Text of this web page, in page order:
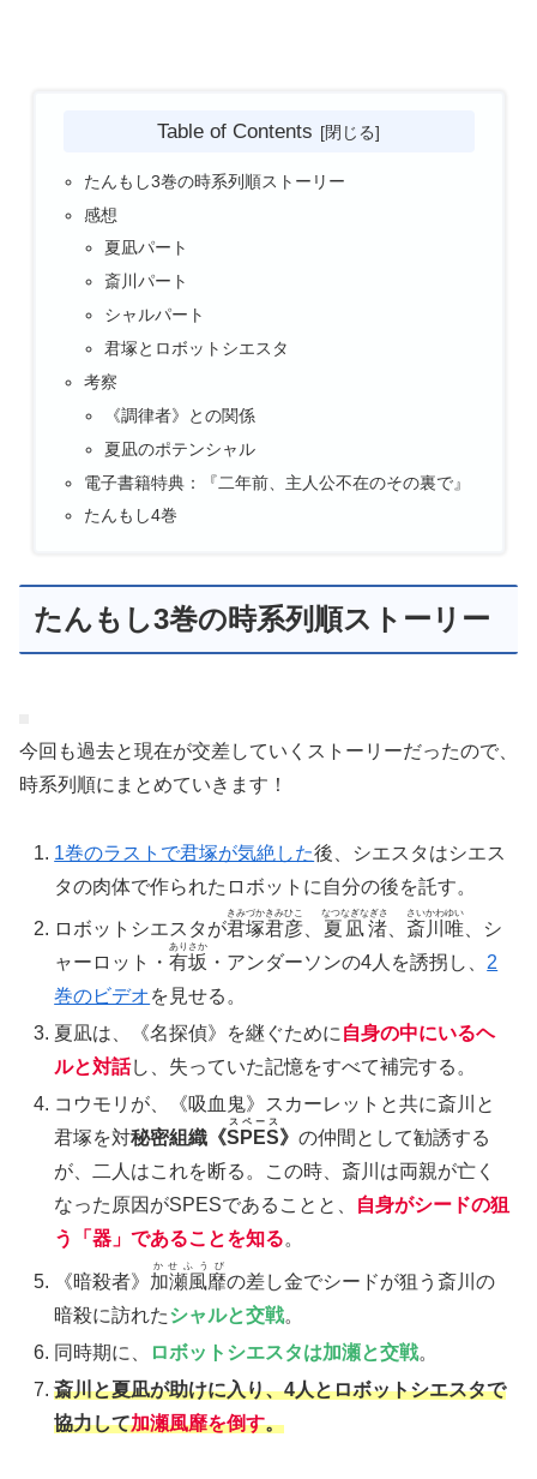
Table of Contents
たんもし3巻の時系列順ストーリー
感想
夏凪パート
斎川パート
シャルパート
君塚とロボットシエスタ
考察
《調律者》との関係
夏凪のポテンシャル
電子書籍特典：『二年前、主人公不在のその裏で』
たんもし4巻
たんもし3巻の時系列順ストーリー
今回も過去と現在が交差していくストーリーだったので、
時系列順にまとめていきます！
1巻のラストで君塚が気絶した後、シエスタはシエス
タの肉体で作られたロボットに自分の後を託す。
ロボットシエスタが君塚君彦
きみづかきみひこ
夏凪渚
なつなぎなぎさ
斎川唯
さいかわゆい
、シ
ャーロット・有坂
ありさか
・アンダーソンの4人を誘拐し、 2
巻のビデオを見せる。
夏凪は、《名探偵》を継ぐために 自身の中にいるヘ
ルと対話し、失っていた記憶をすべて補完する。
コウモリが、《吸血鬼》スカーレットと共に斎川と
君塚を対秘密組織《SPES
スペース
》の仲間として勧誘する
が、二人はこれを断る。この時、斎川は両親が亡く
なった原因がSPESであることと、
自身がシードの狙
う「器」であることを知る。
《暗殺者》 加瀬風靡
かせふうび
の差し金でシードが狙う斎川の
暗殺に訪れたシャルと交戦。
同時期に、
ロボットシエスタは加瀬と交戦。
斎川と夏凪が助けに入り、4人とロボットシエスタで
協力して加瀬風靡を倒す。